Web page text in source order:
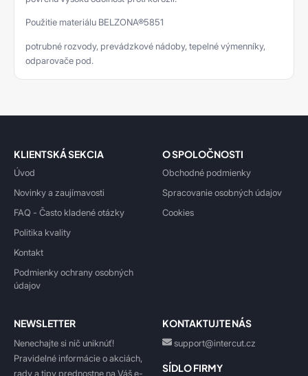
Použitie materiálu BELZONA®5851
potrubné rozvody, prevádzkové nádoby, tepelné výmenníky,
odparovače pod.
KLIENTSKÁ SEKCIA
Úvod
Novinky a zaujímavosti
FAQ - Často kladené otázky
Politika kvality
Kontakt
Podmienky ochrany osobných
údajov
O SPOLOČNOSTI
Obchodné podmienky
Spracovanie osobných údajov
Cookies
NEWSLETTER
Nenechajte si nič uniknúť!
Pravidelné informácie o akciách,
rady a tipy prednostne na Váš e-
KONTAKTUJTE NÁS
support@intercut.cz
SÍDLO FIRMY